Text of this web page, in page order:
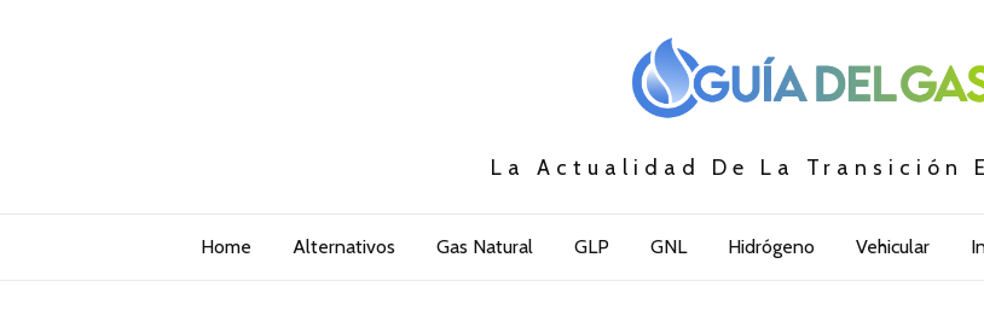
La Actualidad De La Transición
Home Alternativos Gas Natural GLP GNL Hidrógeno Vehicular